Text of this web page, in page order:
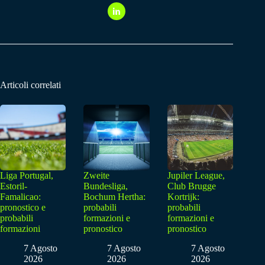
Articoli correlati
Liga Portugal,
Estoril-
Famalicao:
pronostico e
probabili
formazioni
7 Agosto
2026
Zweite
Bundesliga,
Bochum Hertha:
probabili
formazioni e
pronostico
7 Agosto
2026
Jupiler League,
Club Brugge
Kortrijk:
probabili
formazioni e
pronostico
7 Agosto
2026